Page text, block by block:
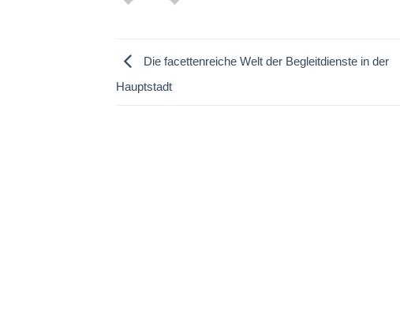
Die facettenreiche Welt der Begleitdienste in der
Hauptstadt